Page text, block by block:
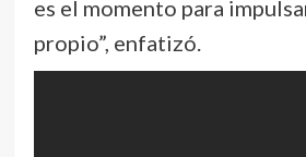
es el momento para
propio”, enfatizó.